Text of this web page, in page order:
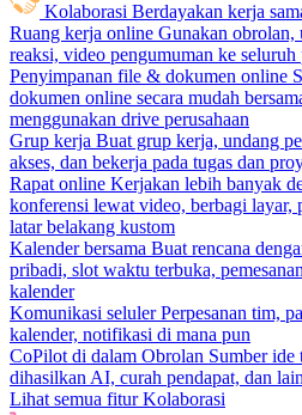
Kolaborasi Berdayakan kerja
Ruang kerja online Gunakan obrolan,
reaksi, video pengumuman ke seluruh
Penyimpanan file & dokumen online
dokumen online secara mudah
menggunakan drive perusahaan
Grup kerja Buat grup kerja, undang
akses, dan bekerja pada tugas dan
Rapat online Kerjakan lebih banyak
konferensi lewat video, berbagi layar,
latar belakang kustom
Kalender bersama Buat rencana
pribadi, slot waktu terbuka,
kalender
Komunikasi seluler Perpesanan tim,
kalender, notifikasi di mana pun
CoPilot di dalam Obrolan Sumber ide
dihasilkan AI, curah pendapat, dan
Lihat semua fitur Kolaborasi